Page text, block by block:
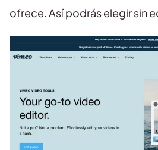
ofrece. Así podrás elegir sin